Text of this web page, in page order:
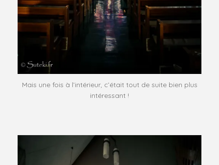
Mais une fois à l’intérieur, c’était tout de suite bien plus
intéressant !